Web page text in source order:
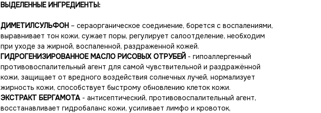
ВЫДЕЛЕННЫЕ ИНГРЕДИЕНТЫ:
ДИМЕТИЛСУЛЬФОН – сераорганическое соединение, борется с воспалениями,
выравнивает тон кожи, сужает поры, регулирует салоотделение, необходим
при уходе за жирной, воспаленной, раздраженной кожей.
ГИДРОГЕНИЗИРОВАННОЕ МАСЛО РИСОВЫХ ОТРУБЕЙ - гипоаллергенный
противовоспалительный агент для самой чувствительной и раздражённой
кожи, защищает от вредного воздействия солнечных лучей, нормализует
жирность кожи, способствует быстрому обновлению клеток кожи.
ЭКСТРАКТ БЕРГАМОТА - антисептический, противовоспалительный агент,
восстанавливает гидробаланс кожи, усиливает лимфо и кровоток,